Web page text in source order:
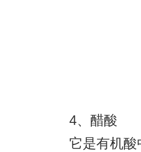
4、醋酸
它是有机酸中